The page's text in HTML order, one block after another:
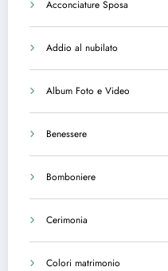
Acconciature Sposa
Addio al nubilato
Album Foto e Video
Benessere
Bomboniere
Cerimonia
Colori matrimonio